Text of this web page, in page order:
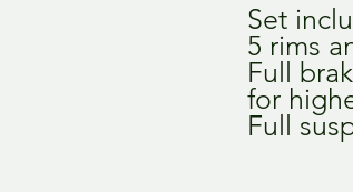
Set
5 rims
Full
for
Full